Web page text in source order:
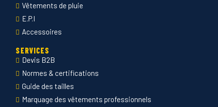
Vêtements de pluie
E.P.I
Accessoires
SERVICES
Devis B2B
Normes & certifications
Guide des tailles
Marquage des vêtements professionnels